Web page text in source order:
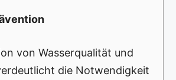
von Wasserqualität und
die Notwendigkeit